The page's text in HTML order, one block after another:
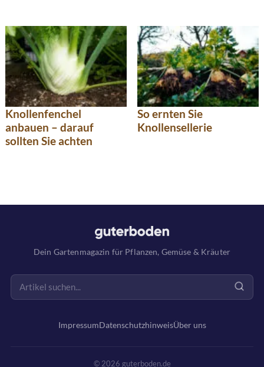
Knollenfenchel
anbauen – darauf
sollten Sie achten
So ernten Sie
Knollensellerie
Dein Gartenmagazin für Pflanzen, Gemüse & Kräuter
ImpressumDatenschutzhinweisÜber uns
© 2026 guterboden.de